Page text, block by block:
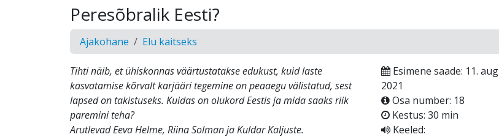
Peresõbralik Eesti?
Ajakohane Elu kaitseks
Tihti näib, et ühiskonnas väärtustatakse edukust, kuid laste
kasvatamise kõrvalt karjääri tegemine on peaaegu välistatud, sest
lapsed on takistuseks. Kuidas on olukord Eestis ja mida saaks riik
paremini teha?
Arutlevad Eeva Helme, Riina Solman ja Kuldar Kaljuste.
Esimene saade: 11. aug
2021
Osa number: 18
Kestus: 30 min
Keeled: